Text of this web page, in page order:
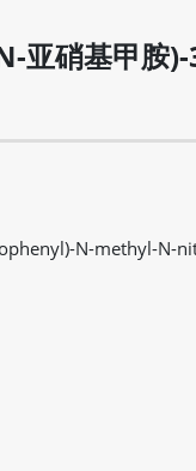
亚硝基甲胺
N-methyl-N-